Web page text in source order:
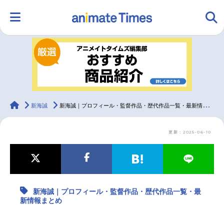
ランキング アニメ
ラジオ みんなの声
最新記事一覧
animateTimes
新海誠 新海誠｜プロフィール・監督作品・歴代作品一覧・最新情報まとめ
更新：2025-06-10
新海誠｜プロフィール・監督作品・歴代作品一覧・最
新情報まとめ